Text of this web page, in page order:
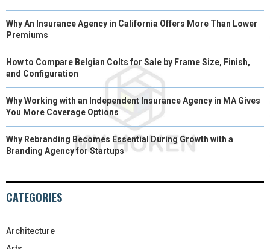
Why An Insurance Agency in California Offers More Than Lower
Premiums
How to Compare Belgian Colts for Sale by Frame Size, Finish,
and Configuration
Why Working with an Independent Insurance Agency in MA Gives
You More Coverage Options
Why Rebranding Becomes Essential During Growth with a
Branding Agency for Startups
CATEGORIES
Architecture